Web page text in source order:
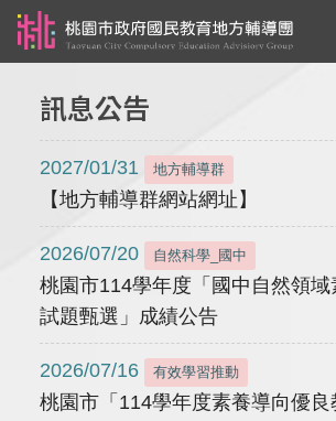
訊息公告
2027/01/31 地方輔導群
【地方輔導群網站網址】
2026/07/20 自然科學_國中
桃園市114學年度「國中自然領域
試題甄選」成績公告
2026/07/16 有效學習推動
桃園市「114學年度素養導向優